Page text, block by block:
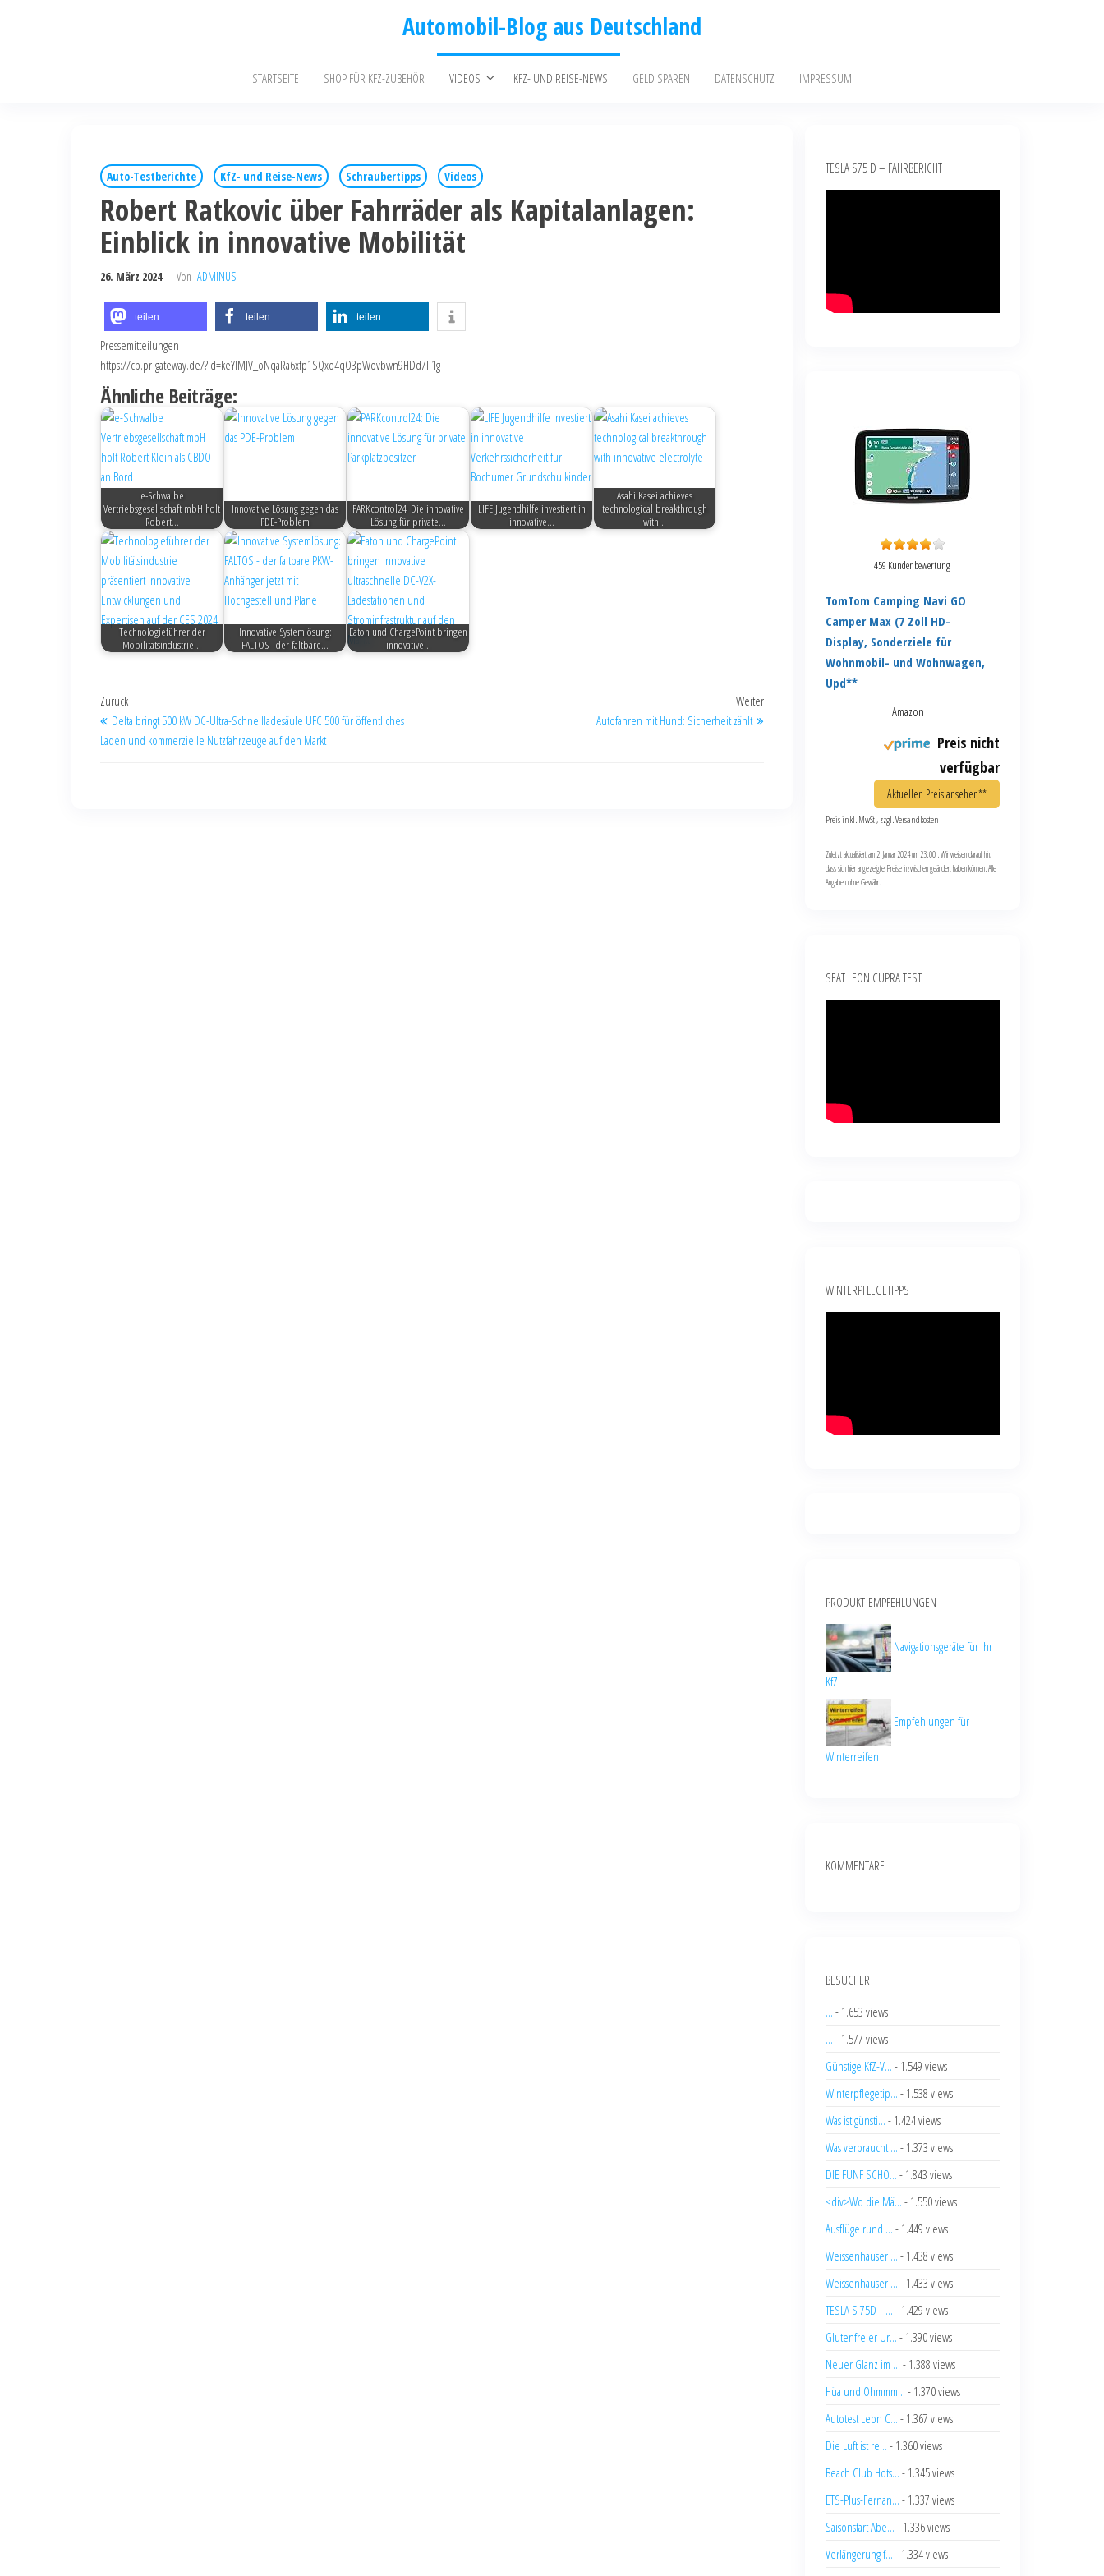
Automobil-Blog aus Deutschland
STARTSEITE SHOP FÜR KFZ-ZUBEHÖR VIDEOS KFZ- UND REISE-NEWS GELD SPAREN DATENSCHUTZ IMPRESSUM
Auto-Testberichte KfZ- und Reise-News Schraubertipps Videos
Robert Ratkovic über Fahrräder als Kapitalanlagen:
Einblick in innovative Mobilität
26. März 2024 Von ADMINUS
teilen teilen teilen
Pressemitteilungen
https://cp.pr-gateway.de/?id=keYlMJV_oNqaRa6xfp1SQxo4qO3pWovbwn9HDd7Il1g
Ähnliche Beiträge:
e-Schwalbe
Vertriebsgesellschaft mbH holt
Robert…
Innovative Lösung gegen das
PDE-Problem
PARKcontrol24: Die innovative
Lösung für private…
LIFE Jugendhilfe investiert in
innovative…
Asahi Kasei achieves
technological breakthrough
with…
Technologieführer der
Mobilitätsindustrie…
Innovative Systemlösung:
FALTOS - der faltbare…
Eaton und ChargePoint bringen
innovative…
Zurück
Delta bringt 500 kW DC-Ultra-Schnellladesäule UFC 500 für öffentliches
Laden und kommerzielle Nutzfahrzeuge auf den Markt
Weiter
Autofahren mit Hund: Sicherheit zählt
TESLA S75 D – FAHRBERICHT
459 Kundenbewertung
TomTom Camping Navi GO
Camper Max (7 Zoll HD-
Display, Sonderziele für
Wohnmobil- und Wohnwagen,
Upd**
Amazon
Preis nicht
verfügbar
Aktuellen Preis ansehen**
Preis inkl. MwSt., zzgl. Versandkosten
Zuletzt aktualisiert am 2. Januar 2024 um 23:00 . Wir weisen darauf hin,
dass sich hier angezeigte Preise inzwischen geändert haben können. Alle
Angaben ohne Gewähr.
SEAT LEON CUPRA TEST
WINTERPFLEGETIPPS
PRODUKT-EMPFEHLUNGEN
Navigationsgeräte für Ihr
KfZ
Empfehlungen für
Winterreifen
KOMMENTARE
BESUCHER
... - 1.653 views
... - 1.577 views
Günstige KfZ-V... - 1.549 views
Winterpflegetip... - 1.538 views
Was ist günsti... - 1.424 views
Was verbraucht ... - 1.373 views
DIE FÜNF SCHÖ... - 1.843 views
<div>Wo die Mä... - 1.550 views
Ausflüge rund ... - 1.449 views
Weissenhäuser ... - 1.438 views
Weissenhäuser ... - 1.433 views
TESLA S 75D –... - 1.429 views
Glutenfreier Ur... - 1.390 views
Neuer Glanz im ... - 1.388 views
Hüa und Ohmmm... - 1.370 views
Autotest Leon C... - 1.367 views
Die Luft ist re... - 1.360 views
Beach Club Hots... - 1.345 views
ETS-Plus-Fernan... - 1.337 views
Saisonstart Abe... - 1.336 views
Verlängerung f... - 1.334 views